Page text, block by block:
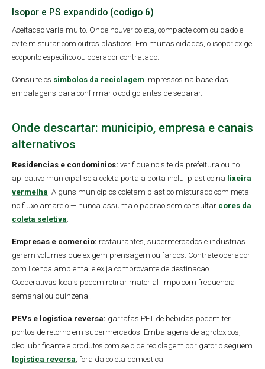
Isopor e PS expandido (codigo 6)
Aceitacao varia muito. Onde houver coleta, compacte com cuidado e
evite misturar com outros plasticos. Em muitas cidades, o isopor exige
ecoponto especifico ou operador contratado.
Consulte os simbolos da reciclagem impressos na base das
embalagens para confirmar o codigo antes de separar.
Onde descartar: municipio, empresa e canais
alternativos
Residencias e condominios: verifique no site da prefeitura ou no
aplicativo municipal se a coleta porta a porta inclui plastico na lixeira
vermelha . Alguns municipios coletam plastico misturado com metal
no fluxo amarelo — nunca assuma o padrao sem consultar cores da
coleta seletiva
Empresas e comercio: restaurantes, supermercados e industrias
geram volumes que exigem prensagem ou fardos. Contrate operador
com licenca ambiental e exija comprovante de destinacao.
Cooperativas locais podem retirar material limpo com frequencia
semanal ou quinzenal.
PEVs e logistica reversa: garrafas PET de bebidas podem ter
pontos de retorno em supermercados. Embalagens de agrotoxicos,
oleo lubrificante e produtos com selo de reciclagem obrigatorio seguem
logistica reversa , fora da coleta domestica.